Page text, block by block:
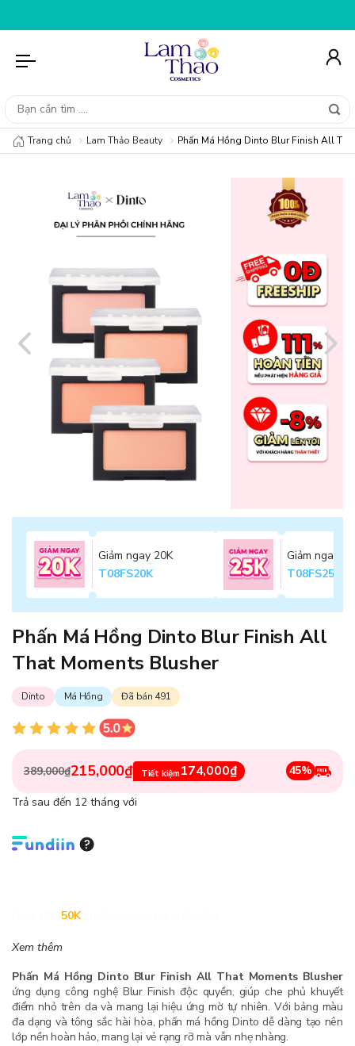
Trang chủ Lam Thảo Beauty Phấn Má Hồng Dinto Blur Finish All
Giảm ngay 20K
T08FS20K
Giảm ngay
T08FS25K
Phấn Má Hồng Dinto Blur Finish All
That Moments Blusher
Dinto Má Hồng Đã bán 491
389,000₫215,000₫ Tiết kiệm174,000₫ 45%
Trả sau đến 12 tháng với
50K
Xem thêm
Phấn Má Hồng Dinto Blur Finish All That Moments Blusher
ứng dụng công nghệ Blur Finish độc quyền, giúp che phủ khuyết
điểm nhỏ trên da và mang lại hiệu ứng mờ tự nhiên. Với bảng màu
đa dạng và tông sắc hài hòa, phấn má hồng Dinto dễ dàng tạo nên
lớp nền hoàn hảo, mang lại vẻ rạng rỡ mà vẫn nhẹ nhàng.